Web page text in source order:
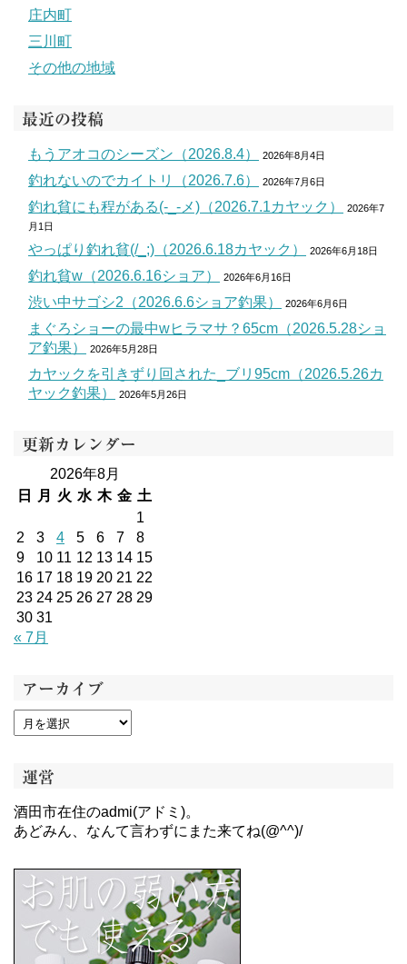
庄内町
三川町
その他の地域
最近の投稿
もうアオコのシーズン（2026.8.4） 2026年8月4日
釣れないのでカイトリ（2026.7.6） 2026年7月6日
釣れ貧にも程がある(-_-メ)（2026.7.1カヤック）
2026年7
月1日
やっぱり釣れ貧(/_;)（2026.6.18カヤック） 2026年6月18日
釣れ貧w（2026.6.16ショア） 2026年6月16日
渋い中サゴシ2（2026.6.6ショア釣果） 2026年6月6日
まぐろショーの最中wヒラマサ？65cm（2026.5.28ショ
ア釣果）
2026年5月28日
カヤックを引きずり回された_ブリ95cm（2026.5.26カ
ヤック釣果）
2026年5月26日
更新カレンダー
2026年8月
日
月 火 水 木 金 土
1
2
3 4 5 6 7
8
9
10 11 12 13 14 15
16 17 18 19 20 21 22
23 24 25 26 27 28 29
30 31
« 7月
アーカイブ
運営
酒田市在住のadmi(アドミ)。
あどみん、なんて言わずにまた来てね(@^^)/